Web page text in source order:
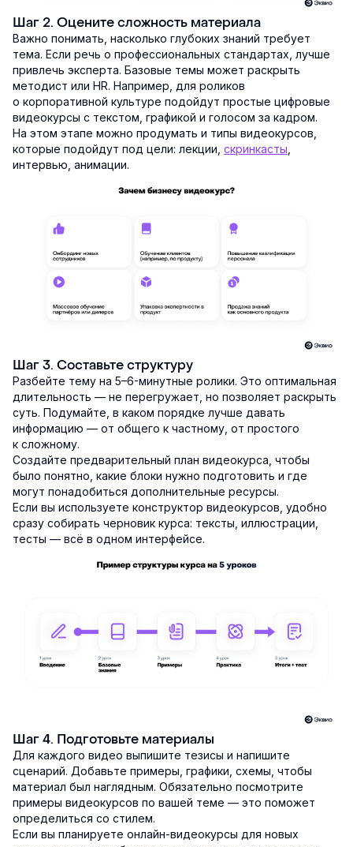
Шаг 2. Оцените сложность материала
Важно понимать, насколько глубоких знаний требует
тема. Если речь о профессиональных стандартах, лучше
привлечь эксперта. Базовые темы может раскрыть
методист или HR. Например, для роликов
о корпоративной культуре подойдут простые цифровые
видеокурсы с текстом, графикой и голосом за кадром.
На этом этапе можно продумать и типы видеокурсов,
которые подойдут под цели: лекции, скринкасты
интервью, анимации.
Шаг 3. Составьте структуру
Разбейте тему на 5–6-минутные ролики. Это оптимальная
длительность — не перегружает, но позволяет раскрыть
суть. Подумайте, в каком порядке лучше давать
информацию — от общего к частному, от простого
к сложному.
Создайте предварительный план видеокурса, чтобы
было понятно, какие блоки нужно подготовить и где
могут понадобиться дополнительные ресурсы.
Если вы используете конструктор видеокурсов, удобно
сразу собирать черновик курса: тексты, иллюстрации,
тесты — всё в одном интерфейсе.
Шаг 4. Подготовьте материалы
Для каждого видео выпишите тезисы и напишите
сценарий. Добавьте примеры, графики, схемы, чтобы
материал был наглядным. Обязательно посмотрите
примеры видеокурсов по вашей теме — это поможет
определиться со стилем.
Если вы планируете онлайн-видеокурсы для новых